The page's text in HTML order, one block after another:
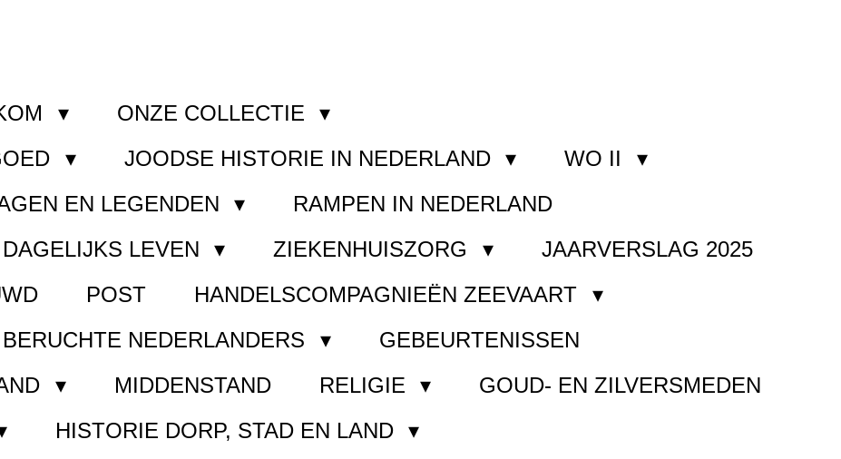
ONZE COLLECTIE
JOODSE HISTORIE IN NEDERLAND
WO II
EN LEGENDEN
RAMPEN IN NEDERLAND
DAGELIJKS LEVEN ZIEKENHUISZORG
JAARVERSLAG 2025
POST
HANDELSCOMPAGNIEËN ZEEVAART
NEDERLANDERS
GEBEURTENISSEN
MIDDENSTAND RELIGIE
GOUD- EN ZILVERSMEDEN
HISTORIE DORP, STAD EN LAND